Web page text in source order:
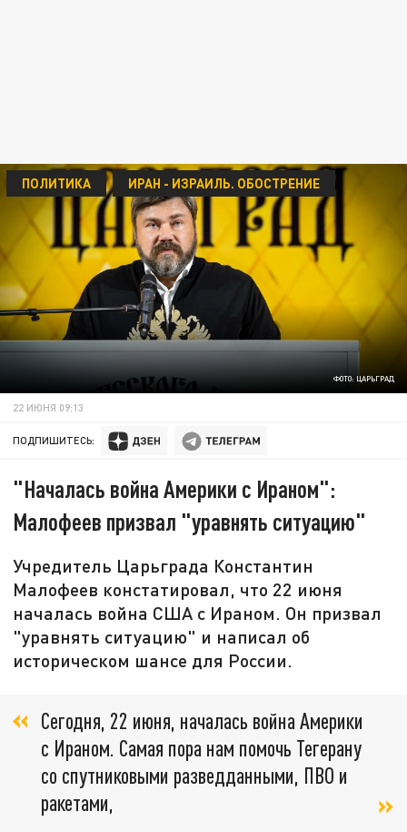
ФОТО: ЦАРЬГРАД
ПОЛИТИКА ИРАН - ИЗРАИЛЬ. ОБОСТРЕНИЕ
22 ИЮНЯ 09:13
ПОДПИШИТЕСЬ:
"Началась война Америки с Ираном":
Малофеев призвал "уравнять ситуацию"
Учредитель Царьграда Константин
Малофеев констатировал, что 22 июня
началась война США с Ираном. Он призвал
"уравнять ситуацию" и написал об
историческом шансе для России.
Сегодня, 22 июня, началась война Америки
с Ираном. Самая пора нам помочь Тегерану
со спутниковыми разведданными, ПВО и
ракетами,